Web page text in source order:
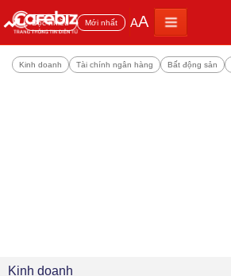
Đọc nhiều Mới nhất AA
Kinh doanh Tài chính ngân hàng Bất động sản
Kinh doanh